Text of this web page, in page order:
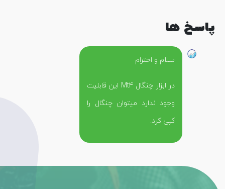
پاسخ ها
سلام و احترام
در ابزار چنگال Mt4 این قابلیت
وجود ندارد میتوان چنگال را
کپی کرد.